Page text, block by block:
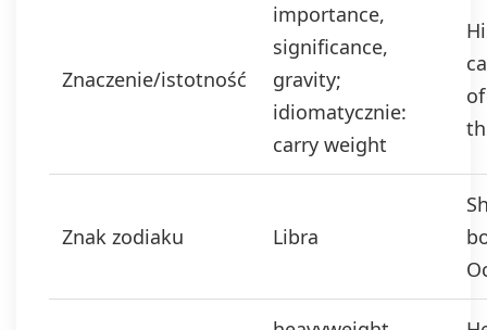
Znaczenie/istotność
importance,
significance,
gravity;
idiomatycznie:
carry weight
Znak zodiaku Libra